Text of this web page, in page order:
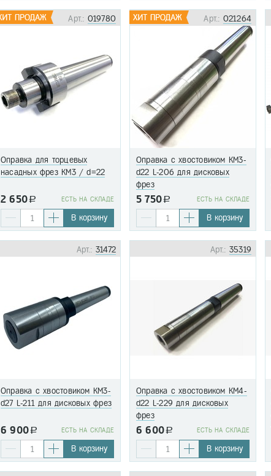
Арт.: 019780
Оправка для торцевых
насадных фрез КМ3 / d=22
2 650a EСТЬ НА СКЛАДЕ
В корзину
Арт.: 021264
Оправка с хвостовиком КМ3-
d22 L-206 для дисковых
фрез
5 750a EСТЬ НА СКЛАДЕ
В корзину
Арт.: 31472
Оправка с хвостовиком КМ3-
d27 L-211 для дисковых фрез
6 900a EСТЬ НА СКЛАДЕ
В корзину
Арт.: 35319
Оправка с хвостовиком КМ4-
d22 L-229 для дисковых
фрез
6 600a EСТЬ НА СКЛАДЕ
В корзину